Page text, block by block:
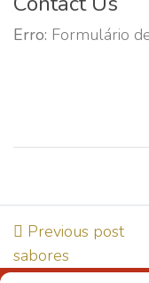
Erro: Formulário
Previous post
sabores